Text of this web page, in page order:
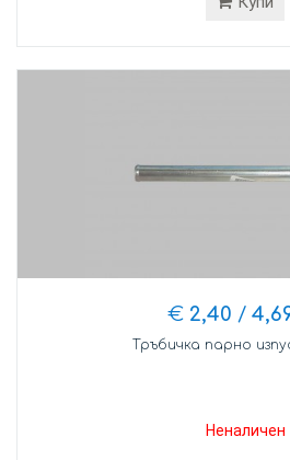
€ 2,40 /
Тръбичка парно
Неналичен